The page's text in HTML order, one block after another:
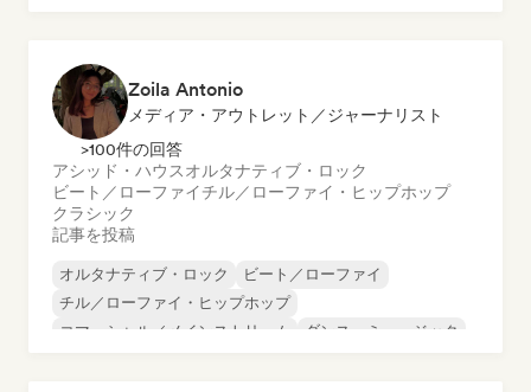
Zoila Antonio
メディア・アウトレット／ジャーナリスト
>100件の回答
アシッド・ハウスオルタナティブ・ロック
ビート／ローファイチル／ローファイ・ヒップホップ
クラシック
記事を投稿
オルタナティブ・ロック
ビート／ローファイ
チル／ローファイ・ヒップホップ
コマーシャル／メインストリーム
ダンス・ミュージック